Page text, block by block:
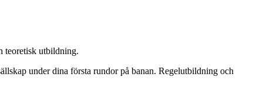
teoretisk utbildning.
under dina första rundor på banan. Regelutbildning och